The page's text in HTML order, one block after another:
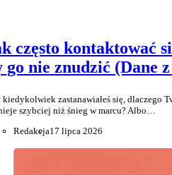
często kontaktować
go nie znudzić (Dane
kiedykolwiek zastanawiałeś się, dlaczego
szybciej niż śnieg w marcu? Albo…
Redakcja17 lipca 2026